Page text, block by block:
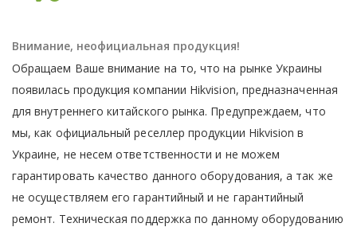
Внимание, неофициальная продукция!
Обращаем Ваше внимание на то, что на рынке Украины
появилась продукция компании Hikvision, предназначенная
для внутреннего китайского рынка. Предупреждаем, что
мы, как официальный реселлер продукции Hikvision в
Украине, не несем ответственности и не можем
гарантировать качество данного оборудования, а так же
не осуществляем его гарантийный и не гарантийный
ремонт. Техническая поддержка по данному оборудованию